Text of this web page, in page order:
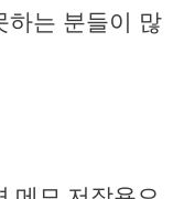
하는 분들이 많